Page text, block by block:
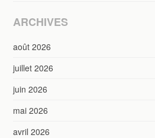
ARCHIVES
août 2026
juillet 2026
juin 2026
mai 2026
avril 2026